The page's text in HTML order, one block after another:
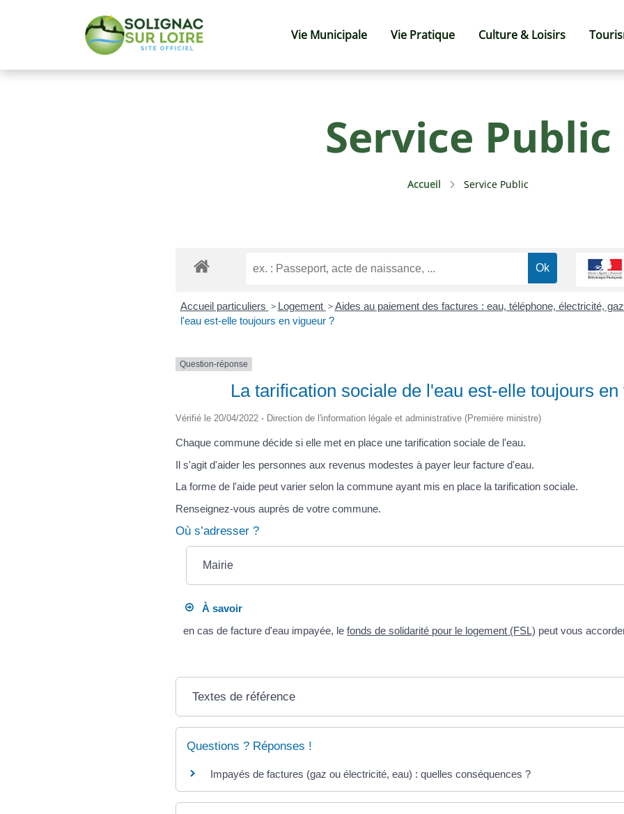
Vie Municipale Vie Pratique Culture & Loisirs
Service Public
Accueil Service Public
Accueil particuliers > Logement > Aides au paiement des factures : eau, téléphone, électricité, gaz
l'eau est-elle toujours en vigueur ?
Question-réponse
La tarification sociale de l'eau est-elle toujours
Vérifié le 20/04/2022 - Direction de l'information légale et administrative (Première ministre)
Chaque commune décide si elle met en place une tarification sociale de l'eau.
Il s'agit d'aider les personnes aux revenus modestes à payer leur facture d'eau.
La forme de l'aide peut varier selon la commune ayant mis en place la tarification sociale.
Renseignez-vous auprès de votre commune.
Où s’adresser ?
Mairie
À savoir
en cas de facture d'eau impayée, lefonds de solidarité pour le logement (FSL) peut vous
Textes de référence
Questions ? Réponses !
Impayés de factures (gaz ou électricité, eau) : quelles conséquences ?